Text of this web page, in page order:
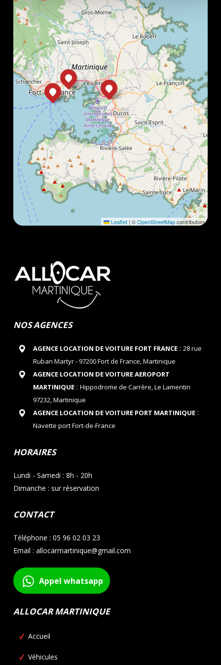
Leaflet | ©OpenStreetMapcontributors
NOS AGENCES
AGENCE LOCATION DE VOITURE FORT FRANCE: 28 rue
Ruban Martyr - 97200 Fort de France, Martinique
AGENCE LOCATION DE VOITURE AEROPORT
MARTINIQUE: Hippodrome de Carrère, Le Lamentin
97232, Martinique
AGENCE LOCATION DE VOITURE PORT MARTINIQUE:
Navette port Fort-de-France
HORAIRES
Lundi - Samedi : 8h - 20h
Dimanche : sur réservation
CONTACT
Téléphone : 05 96 02 03 23
Email : allocarmartinique@gmail.com
Appel whatsapp
ALLOCAR MARTINIQUE
Accueil
Véhicules